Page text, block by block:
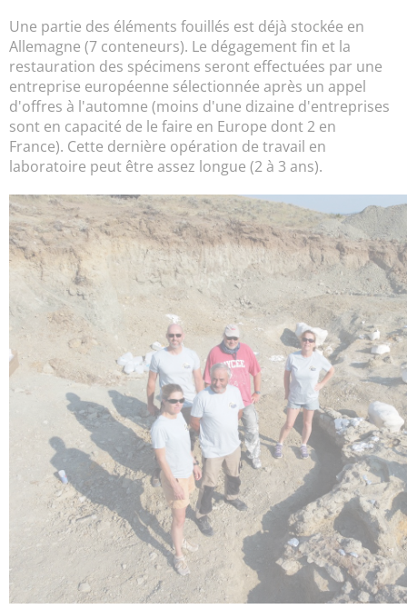
Une partie des éléments fouillés est déjà stockée en
Allemagne (7 conteneurs). Le dégagement fin et la
restauration des spécimens seront effectuées par une
entreprise européenne sélectionnée après un appel
d'offres à l'automne (moins d'une dizaine d'entreprises
sont en capacité de le faire en Europe dont 2 en
France). Cette dernière opération de travail en
laboratoire peut être assez longue (2 à 3 ans).